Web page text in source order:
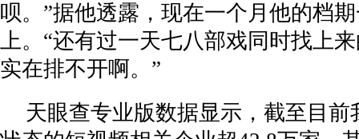
贵州茅台宣布中期分红300亿 我国现存白酒相关
《差评》携手时空壶同传耳机举办AI翻译交流
2024年黄金产业冰火两重天 饰品相关企业新增
2024年网约车行业加速变革 年内已新增超720
呗。”据他透露，现在一个月他的档
上。“还有过一天七八部戏同时找上
实在排不开啊。”
天眼查专业版数据显示，截至目